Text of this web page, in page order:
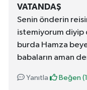
VATANDAŞ
Senin önderin
istemiyorum diyip
burda Hamza
babaların aman
Yanıtla Beğen (1